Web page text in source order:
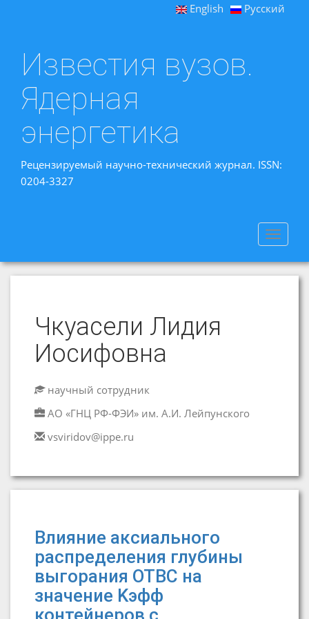
English Русский
Известия вузов.
Ядерная
энергетика
Рецензируемый научно-технический журнал. ISSN:
0204-3327
Toggle
Чкуасели Лидия
Иосифовна
научный сотрудник
АО «ГНЦ РФ-ФЭИ» им. А.И. Лейпунского
vsviridov@ippe.ru
Влияние аксиального
распределения глубины
выгорания ОТВС на
значение Kэфф
контейнеров с